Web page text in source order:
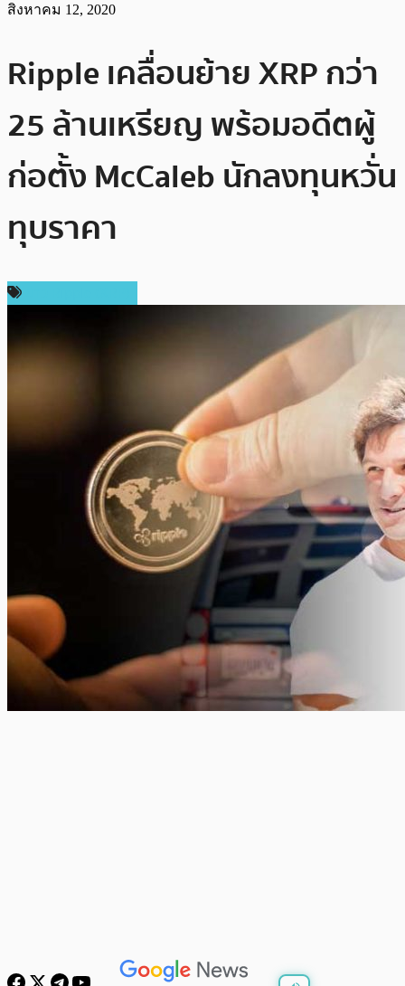
สิงหาคม 12, 2020
Ripple เคลื่อนย้าย XRP กว่า
25 ล้านเหรียญ พร้อมอดีตผู้
ก่อตั้ง McCaleb นักลงทุนหวั่น
ทุบราคา